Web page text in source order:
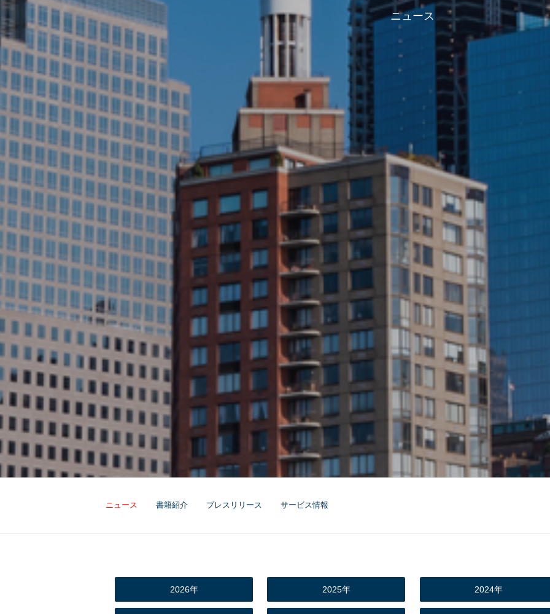
ニュース
ニュース 書籍紹介 プレスリリース サービス情報
2026年 2025年 2024年